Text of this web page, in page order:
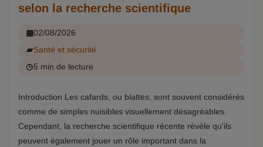
selon la recherche scientifique
02/08/2026
Santé et sécurité
5 min de lecture
Introduction Les cafards, ou blattes, sont souvent considérés
comme de simples nuisibles visuellement désagréables.
Cependant, la recherche scientifique récente révèle qu'ils
peuvent également jouer un rôle important dans la